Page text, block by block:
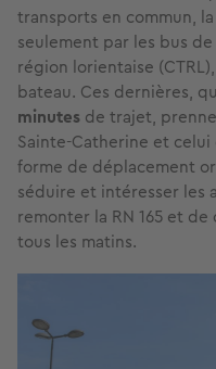
transports en commun,
seulement par les bus
région lorientaise
bateau. Ces dernières,
minutes de trajet,
Sainte-Catherine et
forme de déplacement
séduire et intéresser les
remonter la RN 165 et
tous les matins.